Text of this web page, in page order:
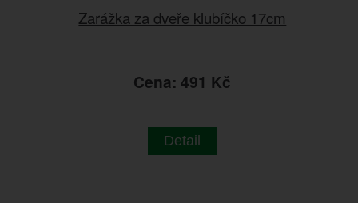
Zarážka za dveře klubíčko 17cm
Cena: 491 Kč
Detail